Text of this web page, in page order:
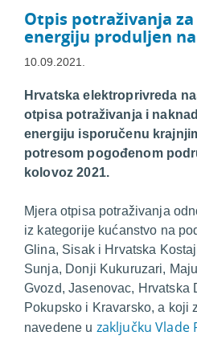
Otpis potraživanja
energiju produljen
10.09.2021.
Hrvatska elektroprivreda
otpisa potraživanja i
energiju isporučenu
potresom pogođenom
kolovoz 2021.
Mjera otpisa potraživanja
iz kategorije kućanstvo na
Glina, Sisak i Hrvatska
Sunja, Donji Kukuruzari,
Gvozd, Jasenovac, Hrvatska
Pokupsko i Kravarsko, a koji
navedene u zaključku Vlade